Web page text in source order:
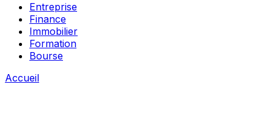
Entreprise
Finance
Immobilier
Formation
Bourse
Accueil